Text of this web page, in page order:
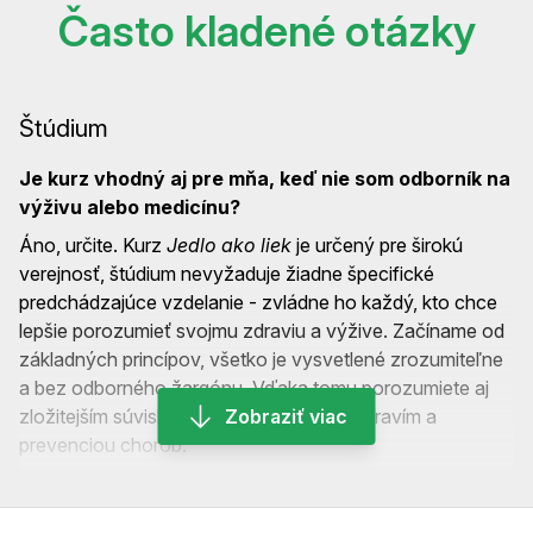
Často kladené otázky
Štúdium
Je kurz vhodný aj pre mňa, keď nie som odborník na
výživu alebo medicínu?
Áno, určite. Kurz Jedlo ako liek je určený pre širokú
verejnosť, štúdium nevyžaduje žiadne špecifické
predchádzajúce vzdelanie - zvládne ho každý, kto chce
lepšie porozumieť svojmu zdraviu a výžive. Začíname od
základných princípov, všetko je vysvetlené zrozumiteľne
a bez odborného žargónu. Vďaka tomu porozumiete aj
zložitejším súvislostiam medzi stravou, zdravím a
prevenciou chorôb.
Je kurz Jedlo ako liek samostatný, alebo má aj
Zobraziť viac